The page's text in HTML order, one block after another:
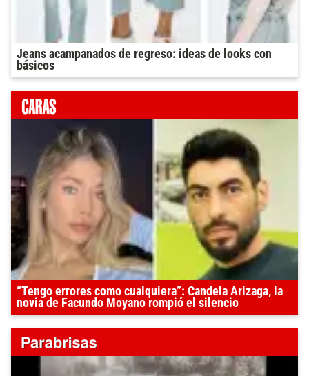
Jeans acampanados de regreso: ideas de looks con
básicos
“Tengo errores como cualquiera”: Candela Arizaga, la
novia de Facundo Moyano rompió el silencio